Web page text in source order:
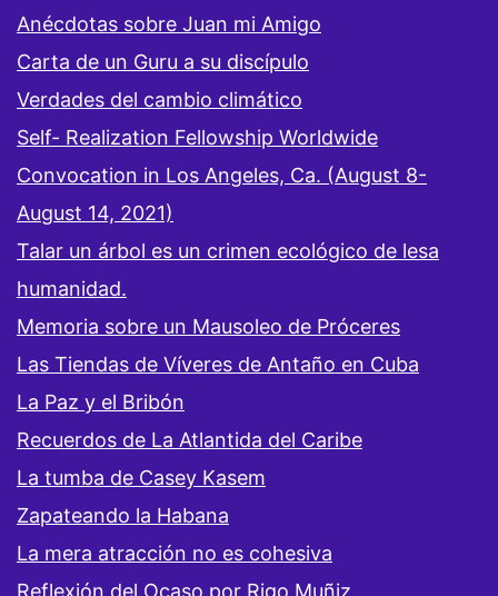
Anécdotas sobre Juan mi Amigo
Carta de un Guru a su discípulo
Verdades del cambio climático
Self- Realization Fellowship Worldwide
Convocation in Los Angeles, Ca. (August 8-
August 14, 2021)
Talar un árbol es un crimen ecológico de lesa
humanidad.
Memoria sobre un Mausoleo de Próceres
Las Tiendas de Víveres de Antaño en Cuba
La Paz y el Bribón
Recuerdos de La Atlantida del Caribe
La tumba de Casey Kasem
Zapateando la Habana
La mera atracción no es cohesiva
Reflexión del Ocaso por Rigo Muñiz